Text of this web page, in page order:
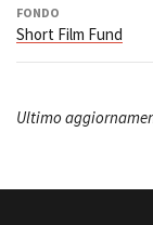
FONDO
Short Film Fund
Ultimo